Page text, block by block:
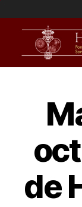
de